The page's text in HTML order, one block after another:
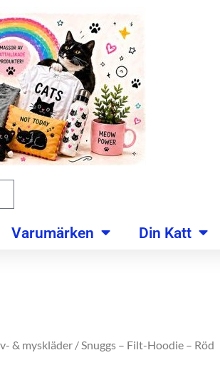
Varumärken Din Katt
& myskläder / Snuggs – Filt-Hoodie – Röd